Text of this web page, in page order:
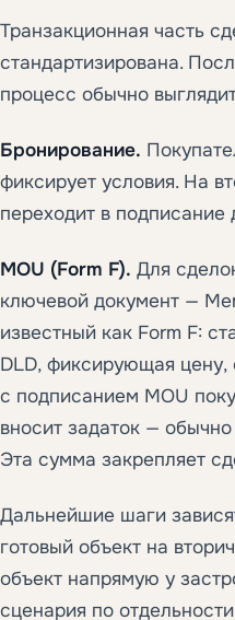
Транзакционная часть
стандартизирована.
процесс обычно
Бронирование.
фиксирует условия. На
переходит в
MOU (Form F). Для
ключевой документ —
известный как Form F:
DLD, фиксирующая цену,
с подписанием MOU
вносит задаток —
Эта сумма закрепляет
Дальнейшие шаги
готовый объект на
объект напрямую у
сценария по